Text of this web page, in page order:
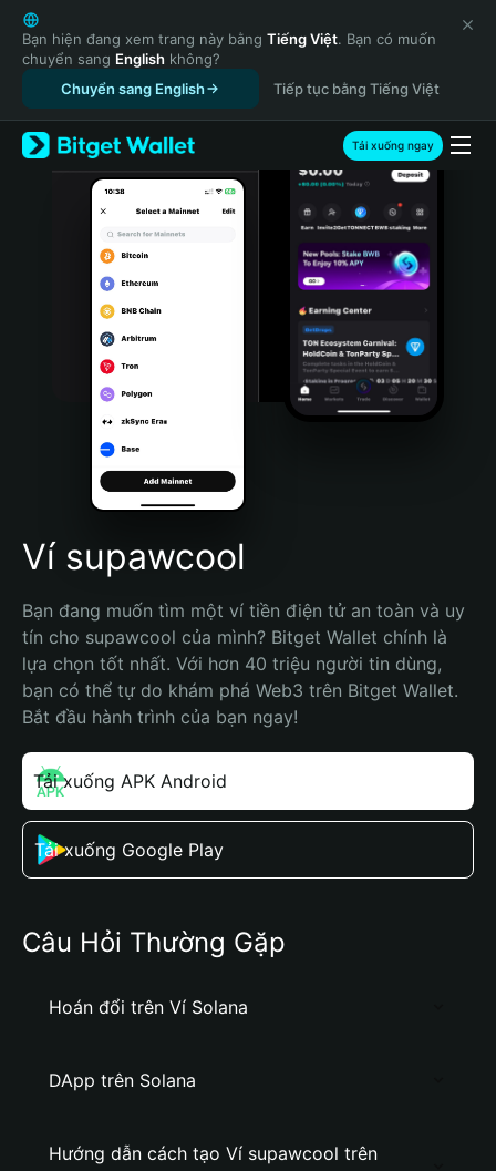
English
日本語
Tiếng Việt
Русский
Español (Latinoamérica)
Türkçe
Italiano
Português (Portugal)
Bahasa Indonesia
Português (Brasil)
Español (Argentina)
Bạn hiện đang xem trang này bằng Tiếng Việt. Bạn có muốn
chuyển sang English không?
Chuyển sang English
Tiếp tục bằng Tiếng Việt
Tải xuống ngay
Ví supawcool
Bạn đang muốn tìm một ví tiền điện tử an toàn và uy
tín cho supawcool của mình? Bitget Wallet chính là
lựa chọn tốt nhất. Với hơn 40 triệu người tin dùng,
bạn có thể tự do khám phá Web3 trên Bitget Wallet.
Bắt đầu hành trình của bạn ngay!
Tải xuống APK Android
Tải xuống Google Play
Câu Hỏi Thường Gặp
Hoán đổi trên Ví Solana
DApp trên Solana
Hướng dẫn cách tạo Ví supawcool trên